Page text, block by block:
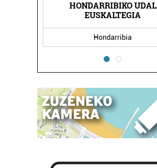
HONDARRIBIKO UDAL
EUSKALTEGIA
Hondarribia